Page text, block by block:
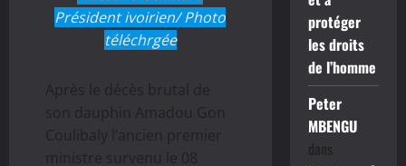
Président ivoirien/ Photo
téléchrgée
Après le décès brutal de
son dauphin Amadou Gon
Coulibaly l’ancien premier
ministre survenu le 08
protéger
les droits
de l’homme
Peter
MBENGU
dans